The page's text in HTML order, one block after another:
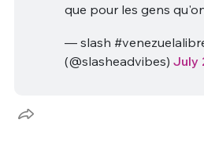
que pour les gens
— slash
(@slasheadvibes) July